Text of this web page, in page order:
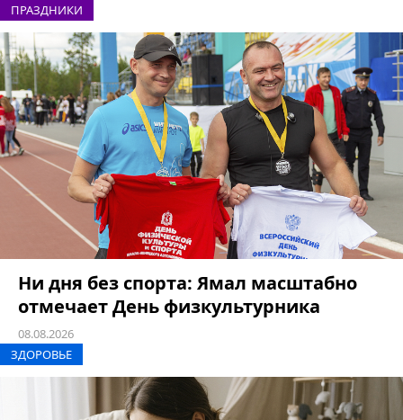
ПРАЗДНИКИ
Ни дня без спорта: Ямал масштабно
отмечает День физкультурника
08.08.2026
ЗДОРОВЬЕ